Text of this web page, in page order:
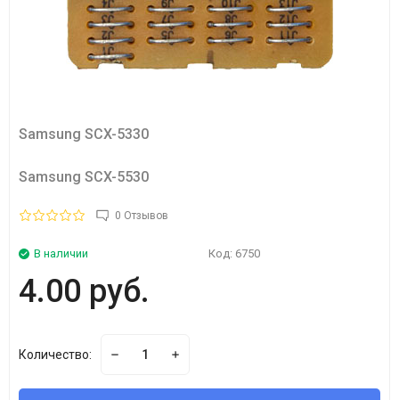
Samsung SCX-5330
Samsung SCX-5530
0 Отзывов
В наличии Код: 6750
4.00 руб.
Количество: